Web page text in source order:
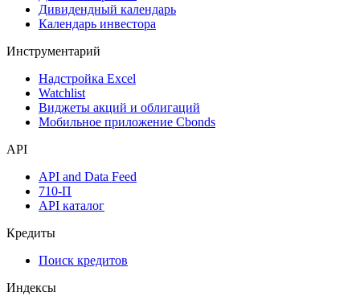
Размещения
Оферты
Денежный рынок
Календарь инвестора
Инструментарий
Мобильное приложение Cbonds
API
API and Data Feed
API каталог
Кредиты